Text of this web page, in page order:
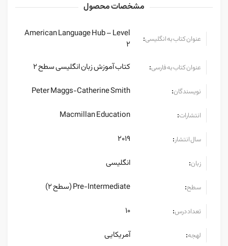
مشخصات محصول
عنوان کتاب به انگلیسی:
American Language Hub – Level
2
عنوان کتاب به فارسی: کتاب آموزش زبان انگلیسی سطح 2
نویسندگان:
Peter Maggs-Catherine Smith
انتشارات:
Macmillan Education
سال انتشار:
2019
زبان: انگلیسی
سطح: Pre-Intermediate (سطح ۲)
تعداد درس:
10
لهجه: آمریکایی